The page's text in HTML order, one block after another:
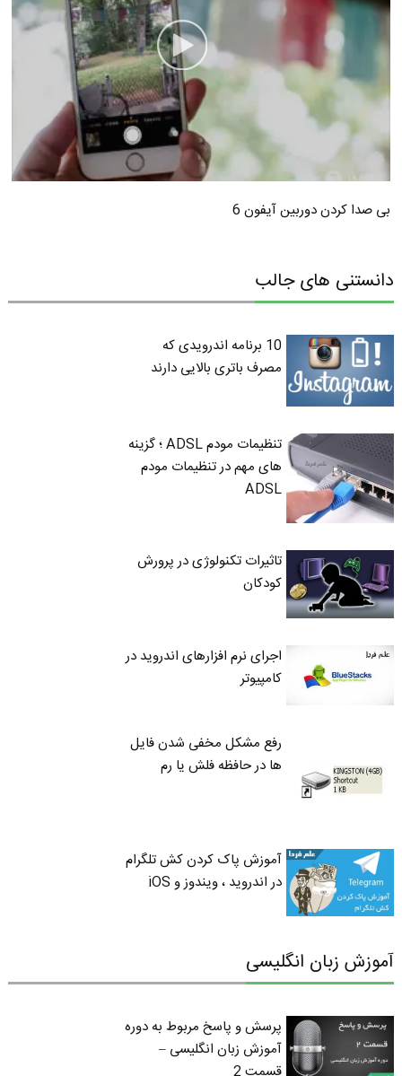
بی صدا کردن دوربین آیفون 6
دانستنی های جالب
10 برنامه اندرویدی که
مصرف باتری بالایی دارند
تنظیمات مودم ADSL ؛ گزینه
های مهم در تنظیمات مودم
ADSL
تاثیرات تکنولوژی در پرورش
کودکان
اجرای نرم افزارهای اندروید در
کامپیوتر
رفع مشکل مخفی شدن فایل
ها در حافظه فلش یا رم
آموزش پاک کردن کش تلگرام
در اندروید ، ویندوز و iOS
آموزش زبان انگلیسی
پرسش و پاسخ مربوط به دوره
آموزش زبان انگلیسی –